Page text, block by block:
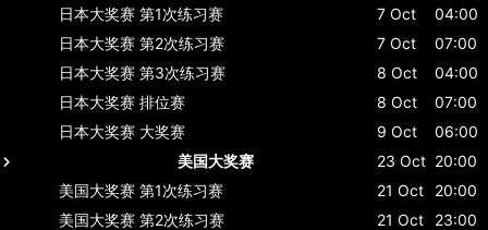
日本大奖赛 第1次练习赛 7 Oct
04:00
日本大奖赛 第2次练习赛 7 Oct
07:00
日本大奖赛 第3次练习赛 8 Oct
04:00
日本大奖赛 排位赛 8 Oct
07:00
日本大奖赛 大奖赛 9 Oct
06:00
美国大奖赛
23 Oct 20:00
美国大奖赛 第1次练习赛 21 Oct
20:00
美国大奖赛 第2次练习赛 21 Oct
23:00